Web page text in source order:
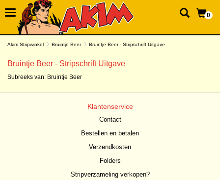
0
Akim Stripwinkel Bruintje Beer Bruintje Beer - Stripschrift Uitgave
Bruintje Beer - Stripschrift Uitgave
Subreeks van: Bruintje Beer
Klantenservice
Contact
Bestellen en betalen
Verzendkosten
Folders
Stripverzameling verkopen?